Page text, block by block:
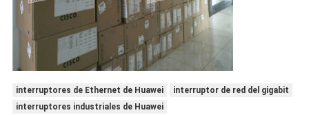
interruptores de Ethernet de Huawei
interruptor de red del gigabit
interruptores industriales de Huawei